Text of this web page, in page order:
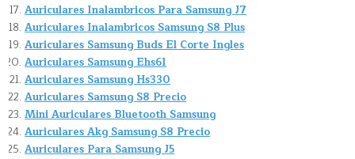
Auriculares Inalambricos Para Samsung J7
Auriculares Inalambricos Samsung S8 Plus
Auriculares Samsung Buds El Corte Ingles
Auriculares Samsung Ehs61
Auriculares Samsung Hs330
Auriculares Samsung S8 Precio
Mini Auriculares Bluetooth Samsung
Auriculares Akg Samsung S8 Precio
Auriculares Para Samsung J5